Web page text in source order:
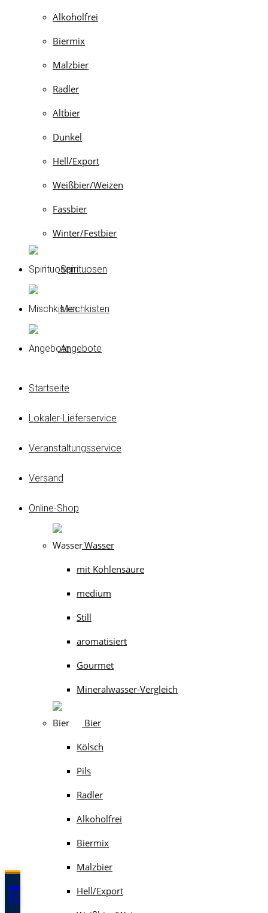
Alkoholfrei
Biermix
Malzbier
Radler
Altbier
Dunkel
Hell/Export
Weißbier/Weizen
Fassbier
Winter/Festbier
Spirituosen
Mischkisten
Angebote
Startseite
Lokaler-Lieferservice
Veranstaltungsservice
Versand
Online-Shop
Wasser
mit Kohlensäure
medium
Still
aromatisiert
Gourmet
Mineralwasser-Vergleich
Bier
Kölsch
Pils
Radler
Alkoholfrei
Biermix
Malzbier
Hell/Export
Menü
0
Fav.-Liste
Konto
Shop
0
Warenkorb